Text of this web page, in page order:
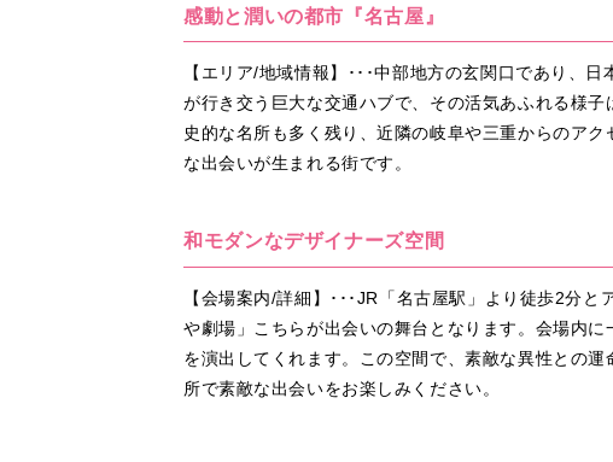
感動と潤いの都市『名古屋』
【エリア/地域情報】･･･中部地方の玄関口であり、
が行き交う巨大な交通ハブで、その活気あふれる様
史的な名所も多く残り、近隣の岐阜や三重からのア
な出会いが生まれる街です。
和モダンなデザイナーズ空間
【会場案内/詳細】･･･JR「名古屋駅」より徒歩2分
や劇場」こちらが出会いの舞台となります。会場内
を演出してくれます。この空間で、素敵な異性との
所で素敵な出会いをお楽しみください。